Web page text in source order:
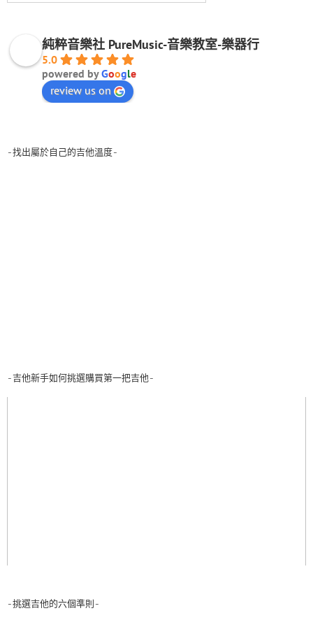
純粹音樂社 PureMusic-音樂教室-樂器行
5.0
powered byGoogle
review us on
-找出屬於自己的吉他溫度-
-吉他新手如何挑選購買第一把吉他-
-挑選吉他的六個準則-